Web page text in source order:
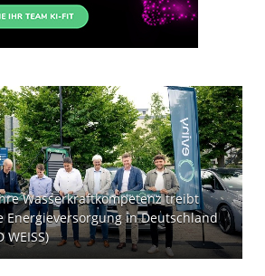
Wasserkraftkompetenz treibt
in Deutschland
WEISS)